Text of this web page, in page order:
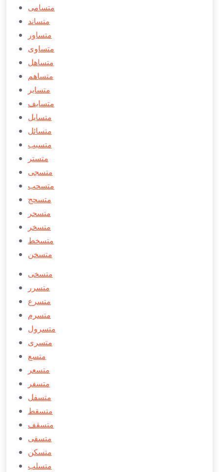
متسامی
متساند
متساور
متساوی
متساهل
متساهم
متساير
متسايف
متسايل
متسائل
متسبب
متستر
متسجی
متسحب
متسحج
متسحر
متسخر
متسخط
متسخن
متسخی
متسرر
متسرع
متسرم
متسرول
متسری
متسع
متسعر
متسفر
متسفل
متسقط
متسقف
متسقی
متسكن
متسلب